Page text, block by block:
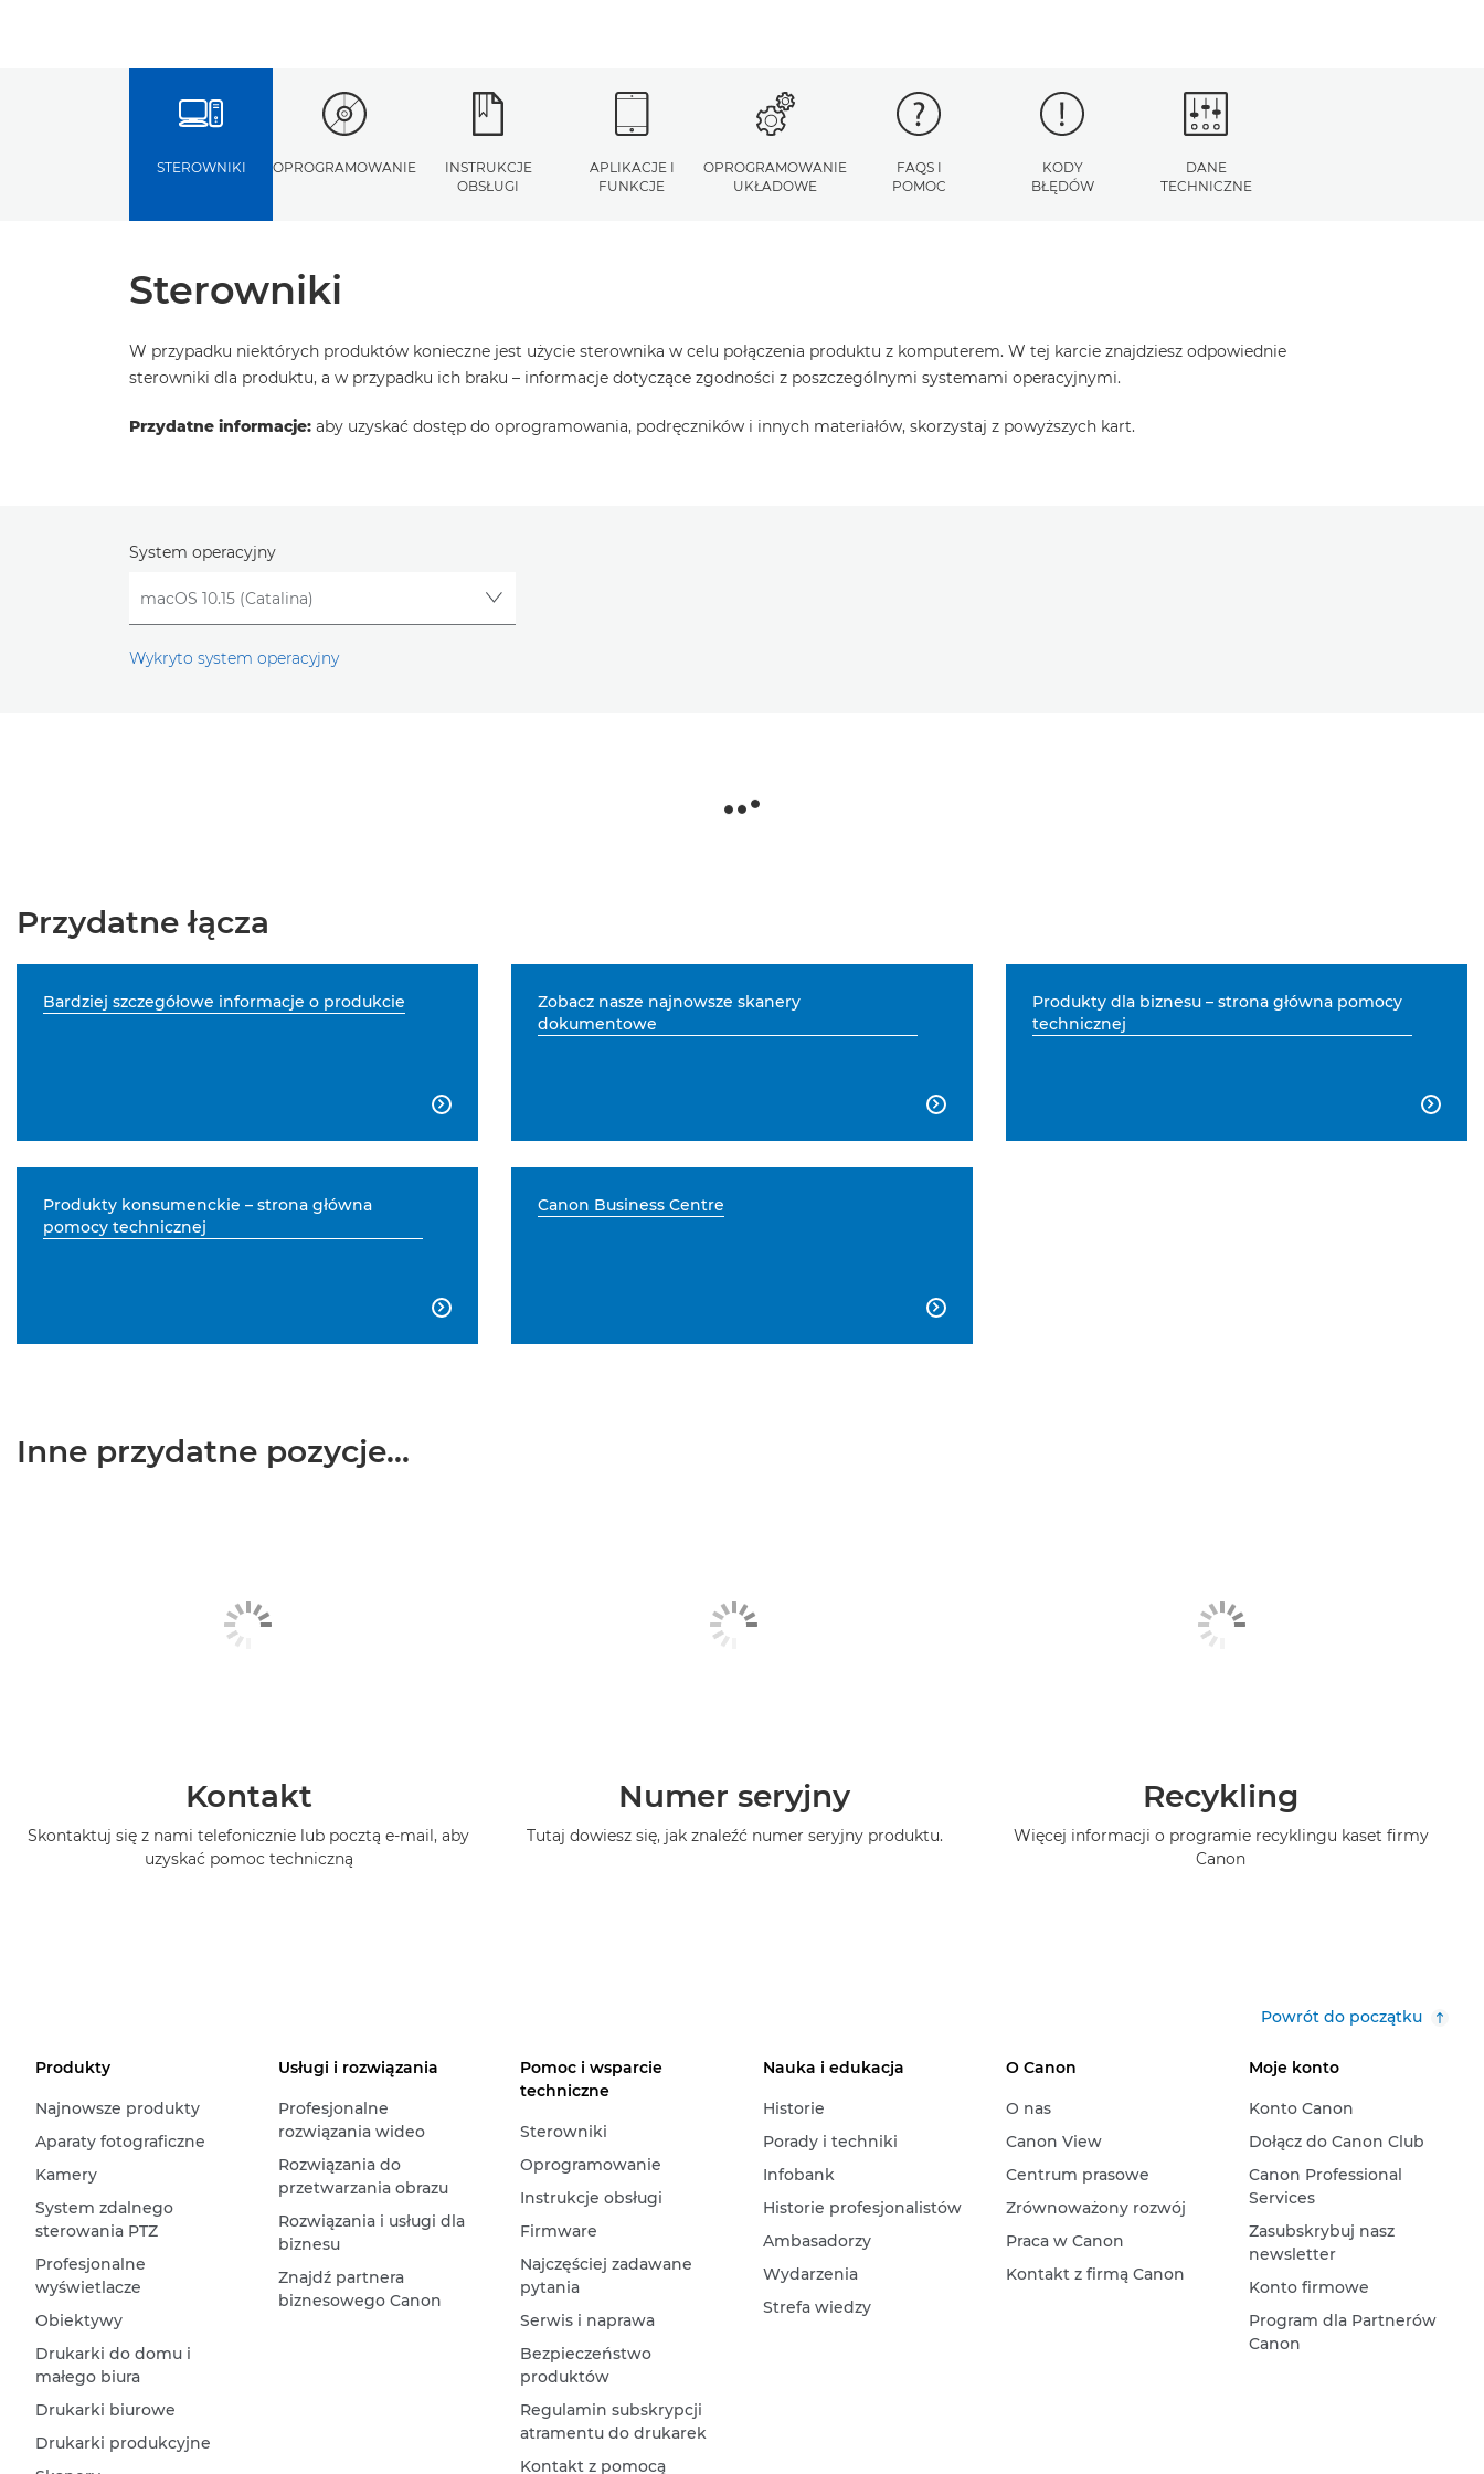
STEROWNIKI OPROGRAMOWANIE
INSTRUKCJE
OBSŁUGI
APLIKACJE I
FUNKCJE
OPROGRAMOWANIE
UKŁADOWE
FAQS I
POMOC
KODY
BŁĘDÓW
DANE
TECHNICZNE
Sterowniki
W przypadku niektórych produktów konieczne jest użycie sterownika w celu połączenia produktu z komputerem. W tej karcie znajdziesz odpowiednie
sterowniki dla produktu, a w przypadku ich braku – informacje dotyczące zgodności z poszczególnymi systemami operacyjnymi.
Przydatne informacje: aby uzyskać dostęp do oprogramowania, podręczników i innych materiałów, skorzystaj z powyższych kart.
System operacyjny
Wykryto system operacyjny
Przydatne łącza
Bardziej szczegółowe informacje o produkcie

Zobacz nasze najnowsze skanery
dokumentowe

Produkty dla biznesu – strona główna pomocy
technicznej

Produkty konsumenckie – strona główna
pomocy technicznej

Canon Business Centre

Inne przydatne pozycje...
Kontakt
Skontaktuj się z nami telefonicznie lub pocztą e-mail, aby
uzyskać pomoc techniczną
Numer seryjny
Tutaj dowiesz się, jak znaleźć numer seryjny produktu.
Recykling
Więcej informacji o programie recyklingu kaset firmy
Canon
Powrót do początku
Produkty
Najnowsze produkty
Aparaty fotograficzne
Kamery
System zdalnego
sterowania PTZ
Profesjonalne
wyświetlacze
Obiektywy
Drukarki do domu i
małego biura
Drukarki biurowe
Drukarki produkcyjne
Usługi i rozwiązania
Profesjonalne
rozwiązania wideo
Rozwiązania do
przetwarzania obrazu
Rozwiązania i usługi dla
biznesu
Znajdź partnera
biznesowego Canon
Pomoc i wsparcie
techniczne
Sterowniki
Oprogramowanie
Instrukcje obsługi
Firmware
Najczęściej zadawane
pytania
Serwis i naprawa
Bezpieczeństwo
produktów
Regulamin subskrypcji
atramentu do drukarek
Kontakt z pomocą
Nauka i edukacja
Historie
Porady i techniki
Infobank
Historie profesjonalistów
Ambasadorzy
Wydarzenia
Strefa wiedzy
O Canon
O nas
Canon View
Centrum prasowe
Zrównoważony rozwój
Praca w Canon
Kontakt z firmą Canon
Moje konto
Konto Canon
Dołącz do Canon Club
Canon Professional
Services
Zasubskrybuj nasz
newsletter
Konto firmowe
Program dla Partnerów
Canon